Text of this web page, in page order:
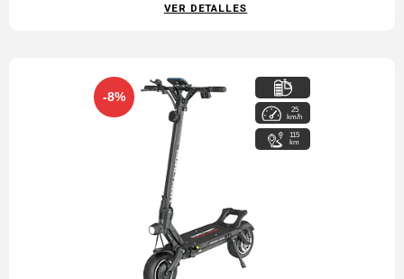
VER DETALLES
-8%
60 V / 37,1 Ah
25
km/h
115
km